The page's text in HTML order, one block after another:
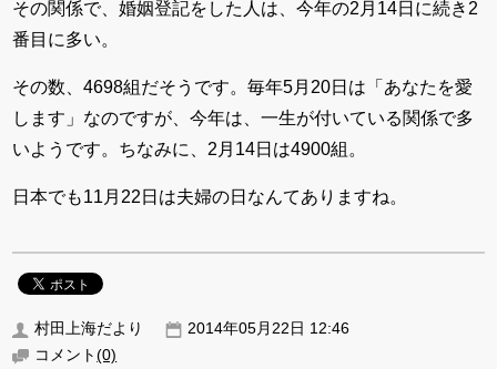
その関係で、婚姻登記をした人は、今年の2月14日に続き2
番目に多い。
その数、4698組だそうです。毎年5月20日は「あなたを愛
します」なのですが、今年は、一生が付いている関係で多
いようです。ちなみに、2月14日は4900組。
日本でも11月22日は夫婦の日なんてありますね。
村田上海だより
2014年05月22日 12:46
コメント(0)